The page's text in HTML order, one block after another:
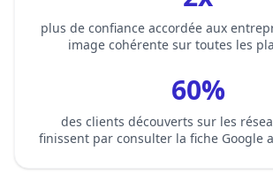
plus de confiance accordée aux
image cohérente sur toutes les
60%
des clients découverts sur les
finissent par consulter la fiche Google